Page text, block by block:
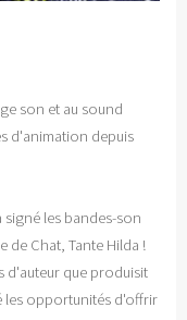
son et au sound
d'animation depuis
les bandes-son
de Chat, Tante Hilda !
d'auteur que produisit
les opportunités d'offrir